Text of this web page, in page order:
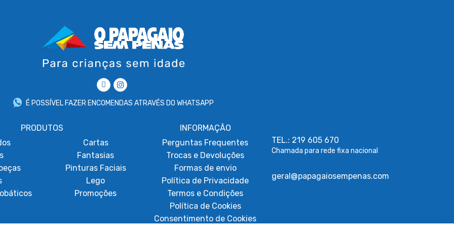
É POSSÍVEL FAZER ENCOMENDAS ATRAVÉS DO WHATSAPP
PRODUTOS
Cartas
Fantasias
Pinturas Faciais
Lego
Promoções
INFORMAÇÃO
Perguntas Frequentes
Trocas e Devoluções
Formas de envio
Política de Privacidade
Termos e Condições
Política de Cookies
Consentimento de Cookies
TEL.: 219 605 670
Chamada para rede fixa nacional
geral@papagaiosempenas.com